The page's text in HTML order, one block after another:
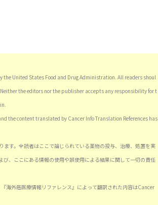
United States Food and Drug Administration. All readers shoul
the editors nor the publisher accepts any responsibility for t
the content translated by Cancer Info Translation References has
す。全読者はここで論じられている薬物の投与、治療、処置を実
、ここにある情報の使用や誤使用による結果に関して一切の責任
海外癌医療情報リファレンス』によって翻訳された内容はCancer